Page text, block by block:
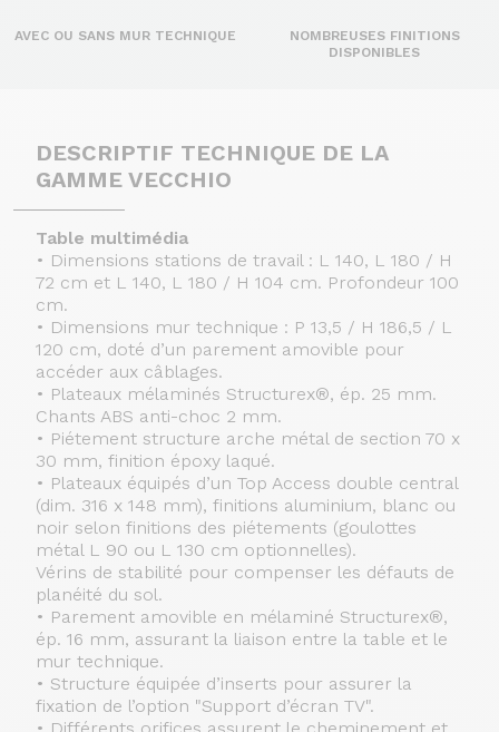
AVEC OU SANS MUR TECHNIQUE
NOMBREUSES FINITIONS
DISPONIBLES
DESCRIPTIF TECHNIQUE DE LA
GAMME VECCHIO
Table multimédia
• Dimensions stations de travail : L 140, L 180 / H
72 cm et L 140, L 180 / H 104 cm. Profondeur 100
cm.
• Dimensions mur technique : P 13,5 / H 186,5 / L
120 cm, doté d’un parement amovible pour
accéder aux câblages.
• Plateaux mélaminés Structurex®, ép. 25 mm.
Chants ABS anti-choc 2 mm.
• Piétement structure arche métal de section 70 x
30 mm, finition époxy laqué.
• Plateaux équipés d’un Top Access double central
(dim. 316 x 148 mm), finitions aluminium, blanc ou
noir selon finitions des piétements (goulottes
métal L 90 ou L 130 cm optionnelles).
Vérins de stabilité pour compenser les défauts de
planéité du sol.
• Parement amovible en mélaminé Structurex®,
ép. 16 mm, assurant la liaison entre la table et le
mur technique.
• Structure équipée d’inserts pour assurer la
fixation de l’option "Support d’écran TV".